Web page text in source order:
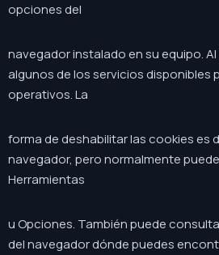
opciones del
navegador instalado en su equipo.
algunos de los servicios disponibles
operativos. La
forma de deshabilitar las cookies es
navegador, pero normalmente
Herramientas
u Opciones. También puede
del navegador dónde puedes